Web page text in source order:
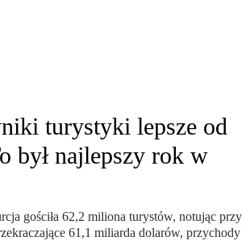
turystyki lepsze od
był najlepszy rok w
gościła 62,2 miliona turystów, notując przy
61,1 miliarda dolarów, przychody